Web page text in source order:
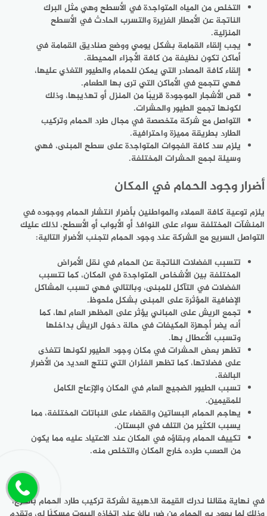
التخلص من المياه المتواجدة في الأسطح وهي مثل البرك
الناتجة عن الأمطار الغزيرة والتسرب الحادث في الأسطح
المنزلية.
يجب إلقاء القمامة بشكل يومي ووضع صناديق القمامة في
أماكن تكون نظيفة من كافة الأجزاء المحيطة.
إلقاء كافة المصادر التي يمكن للحمام والطيور التغذي عليها،
فهي تتجمع في الأماكن التي ترى بها الطعام.
قص الأشجار الموجودة قريبًا من المنزل أو تهذيبها، وذلك
لكونها تجمع الطيور والحشرات.
التواصل مع شركة متخصصة في مجال طرد الحمام وتركيب
الطارد بطريقة مميزة واحترافية.
يلزم سد كافة الفجوات المتواجدة على سطح المبنى، فهي
وسيلة لجمع الحشرات المختلفة.
أضرار وجود الحمام في المكان
يلزم توعية كافة العملاء والمواطنين بأضرار انتشار الحمام ووجوده في
المنشآت المختلفة سواء على النوافذ أو الأبواب أو الأسطح، لذلك عليك
التواصل السريع مع الشركة عند وجود الحمام لتجنب الأضرار التالية:
تتسبب الفضلات الناتجة عن الحمام في نقل الأمراض
المختلفة بين الأشخاص المتواجدة في المكان، كما تتسبب
الفضلات في التآكل للمبنى، وبالتالي فهي تسبب المشاكل
الإضافية المؤثرة على المبنى بشكل ملحوظ.
تجمع الريش على المباني يؤثر على المظهر العام لها، كما
أنه يضر أجهزة المكيفات في حالة دخول الريش بداخلها
وتسبب الأعطال بها.
تظهر بعض الحشرات في مكان وجود الطيور لكونها تتغذى
على فضلاتها، كما تظهر الفئران التي تنتج العديد من الأضرار
البالغة.
تسبب الطيور الضجيج العام في المكان والإزعاج الكامل
للمقيمين.
يهاجم الحمام البساتين والقضاء على النباتات المختلفة، مما
يسبب الكثير من التلف في البستان.
تكييف الحمام وبقاؤه في المكان عند الاعتياد عليه مما يكون
من الصعب طرده خارج المكان والتخلص منه.
في نهاية مقالنا ندرك القيمة الذهبية لشركة تركيب طارد الحمام بالخرج،